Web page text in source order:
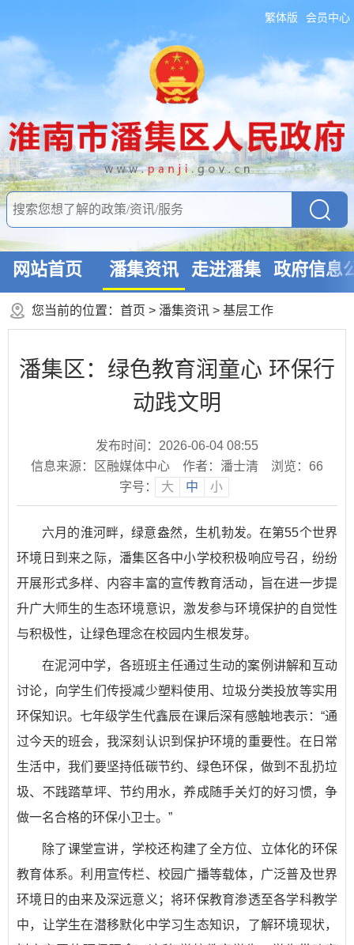
繁体版 会员中心
网站首页 潘集资讯 走进潘集 政府信息
您当前的位置： 首页 > 潘集资讯 > 基层工作
潘集区：绿色教育润童心 环保行
动践文明
发布时间：2026-06-04 08:55
信息来源：区融媒体中心
作者：潘士清 浏览： 66
字号：
大 中 小
六月的淮河畔，绿意盎然，生机勃发。在第55个世界
环境日到来之际，潘集区各中小学校积极响应号召，纷纷
开展形式多样、内容丰富的宣传教育活动，旨在进一步提
升广大师生的生态环境意识，激发参与环境保护的自觉性
与积极性，让绿色理念在校园内生根发芽。
在泥河中学，各班班主任通过生动的案例讲解和互动
讨论，向学生们传授减少塑料使用、垃圾分类投放等实用
环保知识。七年级学生代鑫辰在课后深有感触地表示：“通
过今天的班会，我深刻认识到保护环境的重要性。在日常
生活中，我们要坚持低碳节约、绿色环保，做到不乱扔垃
圾、不践踏草坪、节约用水，养成随手关灯的好习惯，争
做一名合格的环保小卫士。”
除了课堂宣讲，学校还构建了全方位、立体化的环保
教育体系。利用宣传栏、校园广播等载体，广泛普及世界
环境日的由来及深远意义；将环保教育渗透至各学科教学
中，让学生在潜移默化中学习生态知识，了解环境现状，